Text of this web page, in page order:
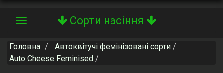
Сорти насіння
Toggle
Головна
Автоквітучі фемінізовані сорти
Auto Cheese Feminised